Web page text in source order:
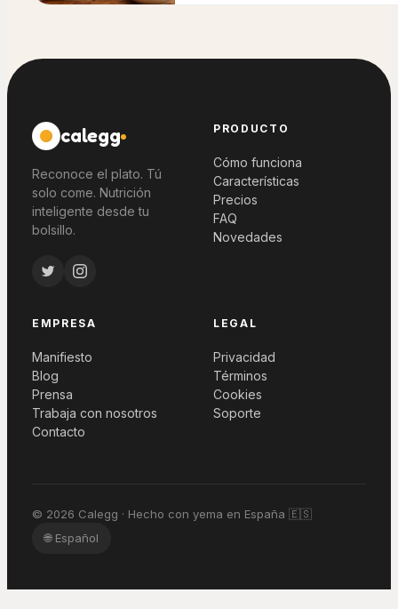
calegg
Reconoce el plato. Tú
solo come. Nutrición
inteligente desde tu
bolsillo.
PRODUCTO
Cómo funciona
Características
Precios
FAQ
Novedades
EMPRESA
Manifiesto
Blog
Prensa
Trabaja con nosotros
Contacto
LEGAL
Privacidad
Términos
Cookies
Soporte
© 2026 Calegg · Hecho con yema en España 🇪🇸
🌐 Español